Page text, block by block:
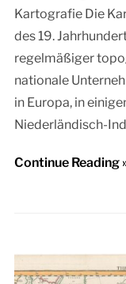
Kartografie Die
des 19.
regelmäßiger
nationale
in Europa, in
Niederländisch-
Continue Reading